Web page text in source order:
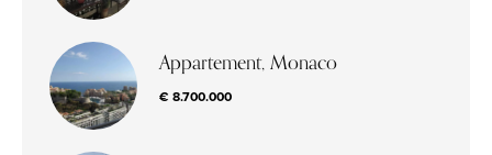
Appartement, Monaco
€ 8.700.000